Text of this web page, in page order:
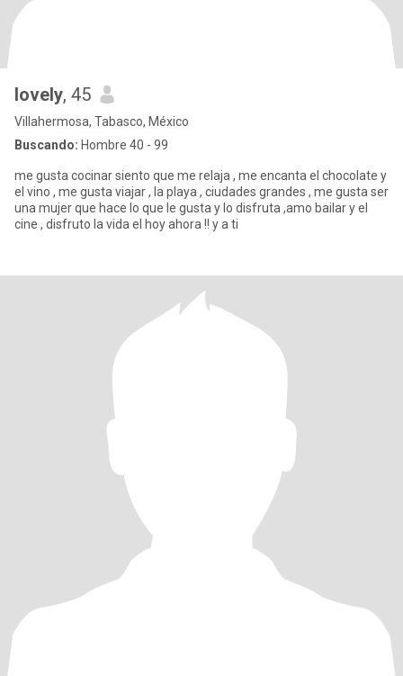
lovely, 45
Villahermosa, Tabasco, México
Buscando: Hombre 40 - 99
me gusta cocinar siento que me relaja , me encanta el chocolate y
el vino , me gusta viajar , la playa , ciudades grandes , me gusta ser
una mujer que hace lo que le gusta y lo disfruta ,amo bailar y el
cine , disfruto la vida el hoy ahora !! y a ti